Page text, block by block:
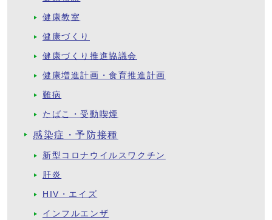
健康教室
健康づくり
健康づくり推進協議会
健康増進計画・食育推進計画
難病
たばこ・受動喫煙
感染症・予防接種
新型コロナウイルスワクチン
肝炎
HIV・エイズ
インフルエンザ